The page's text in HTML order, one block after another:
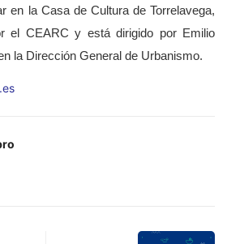
en la Casa de Cultura de Torrelavega,
el CEARC y está dirigido por Emilio
la Dirección General de Urbanismo.